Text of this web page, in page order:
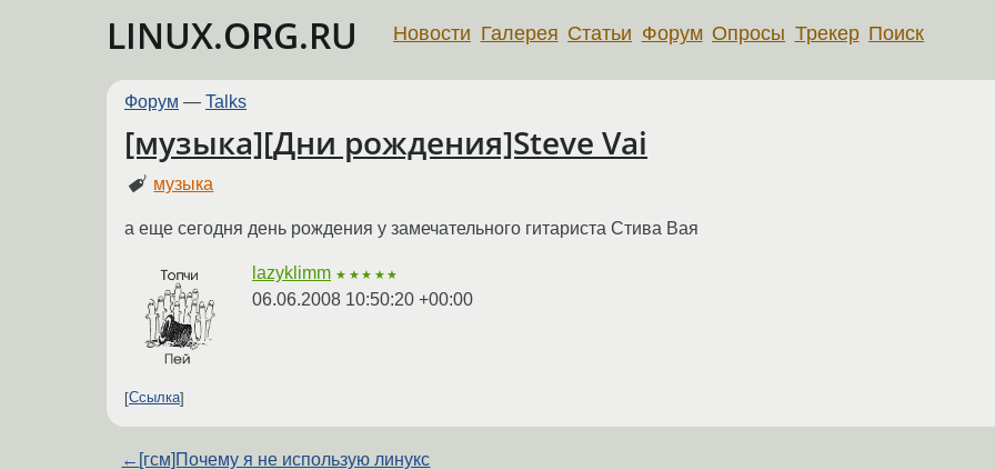
LINUX.ORG.RU Новости Галерея Статьи Форум Опросы Трекер Поиск
Форум — Talks
[музыка][Дни рождения]Steve Vai
музыка
а еще сегодня день рождения у замечательного гитариста Стива Вая
lazyklimm ★★★★★
06.06.2008 10:50:20 +00:00
Ссылка
← [гсм]Почему я не использую линукс